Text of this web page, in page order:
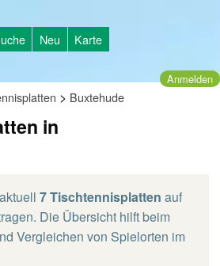
Neu Karte
Anmelden
> Buxtehude
in
7 Tischtennisplatten auf
Die Übersicht hilft beim
Vergleichen von Spielorten im